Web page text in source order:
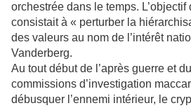
orchestrée dans le temps.
consistait à « perturber la
des valeurs au nom de l’intérêt
Vanderberg.
Au tout début de l’après guerre et
commissions d’investigation
débusquer l’ennemi intérieur, le